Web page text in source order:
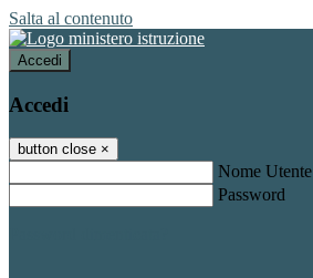
Salta al contenuto
Accedi
Accedi
button close ×
Nome Utente
Password